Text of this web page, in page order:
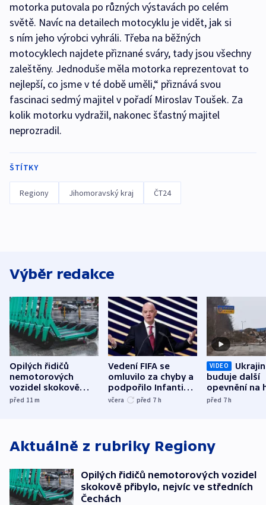
motorka putovala po různých výstavách po celém
světě. Navíc na detailech motocyklu je vidět, jak si
s ním jeho výrobci vyhráli. Třeba na běžných
motocyklech najdete přiznané sváry, tady jsou všechny
zaleštěny. Jednoduše měla motorka reprezentovat to
nejlepší, co jsme v té době uměli,“ přiznává svou
fascinaci sedmý majitel v pořadí Miroslav Toušek. Za
kolik motorku vydražil, nakonec šťastný majitel
neprozradil.
ŠTÍTKY
Regiony Jihomoravský kraj ČT24
Výběr redakce
Opilých řidičů
nemotorových
vozidel skokově
přibylo, nejvíc ve
před 11m
Vedení FIFA se
omluvilo za chyby a
podpořilo Infantina.
UEFA trvá na
včera před 7 h
VIDEO
buduje další
opevnění na
s Běloruskem
před 7h
Aktuálně z rubriky Regiony
Opilých řidičů nemotorových vozidel
skokově přibylo, nejvíc ve středních
Čechách